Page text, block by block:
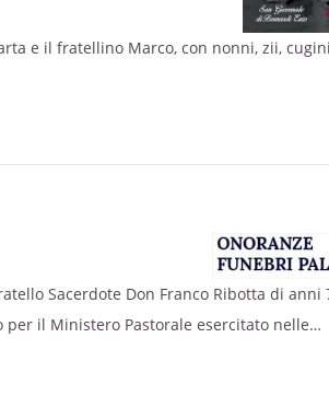
e il fratellino Marco, con nonni, zii,
particolarmente legato.
Sacerdote Don Franco Ribotta di anni
per il Ministero Pastorale esercitato nelle
e di Envie. Ne danno il doloroso